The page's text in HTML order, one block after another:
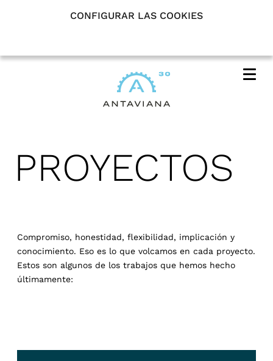
CONFIGURAR LAS COOKIES
PROYECTOS
Compromiso, honestidad, flexibilidad, implicación y
conocimiento. Eso es lo que volcamos en cada proyecto.
Estos son algunos de los trabajos que hemos hecho
últimamente: